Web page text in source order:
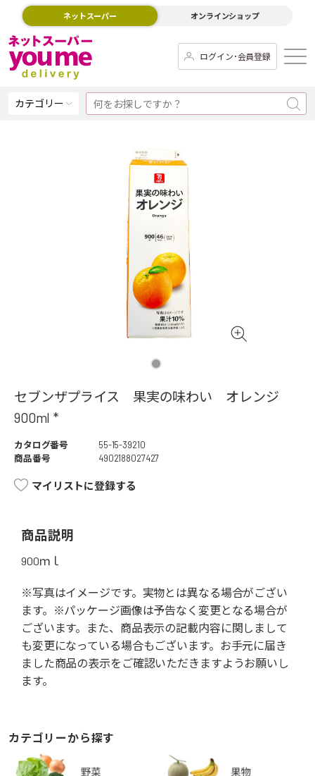
ネットスーパー オンラインショップ
ログイン･会員登録
カテゴリー
セブンザプライス 果実の味わい オレンジ
900ml *
カタログ番号
55-15-39210
商品番号
4902188027427
マイリストに登録する
商品説明
900ｍｌ
※写真はイメージです。実物とは異なる場合がござい
ます。※パッケージ画像は予告なく変更となる場合が
ございます。また、商品表示の記載内容に関しまして
も変更になっている場合もございます。お手元に届き
ました商品の表示をご確認いただきますようお願いし
ます。
カテゴリーから探す